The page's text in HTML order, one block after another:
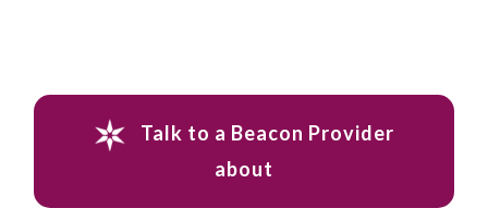
Talk to a Beacon Provider
about